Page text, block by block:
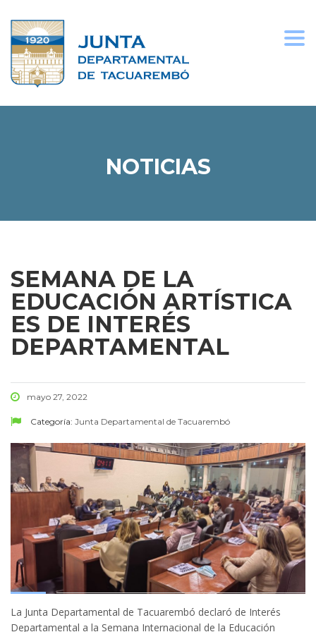
NOTICIAS
SEMANA DE LA
EDUCACIÓN ARTÍSTICA
ES DE INTERÉS
DEPARTAMENTAL
mayo 27, 2022
Categoría: Junta Departamental de Tacuarembó
La Junta Departamental de Tacuarembó declaró de Interés
Departamental a la Semana Internacional de la Educación